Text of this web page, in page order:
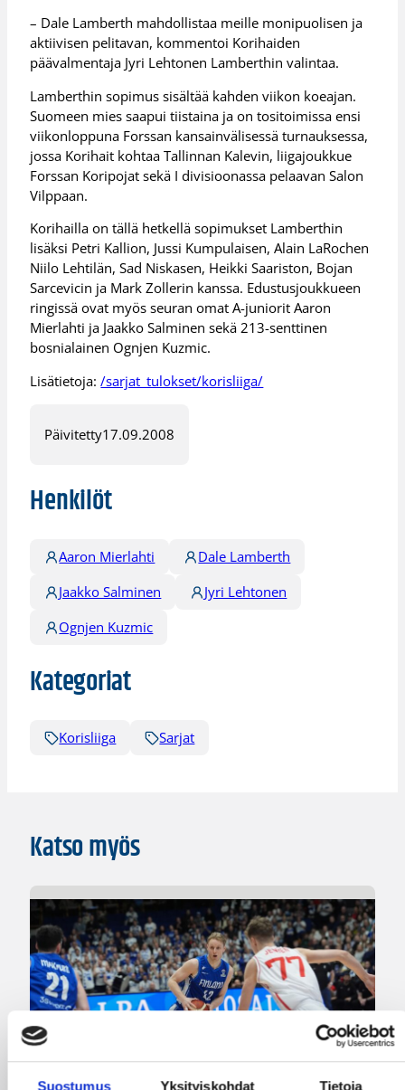
Suostumus Yksityiskohdat Tietoja
– Dale Lamberth mahdollistaa meille monipuolisen ja
aktiivisen pelitavan, kommentoi Korihaiden
päävalmentaja Jyri Lehtonen Lamberthin valintaa.
Lamberthin sopimus sisältää kahden viikon koeajan.
Suomeen mies saapui tiistaina ja on tositoimissa ensi
viikonloppuna Forssan kansainvälisessä turnauksessa,
jossa Korihait kohtaa Tallinnan Kalevin, liigajoukkue
Forssan Koripojat sekä I divisioonassa pelaavan Salon
Vilppaan.
Korihailla on tällä hetkellä sopimukset Lamberthin
lisäksi Petri Kallion, Jussi Kumpulaisen, Alain LaRochen
Niilo Lehtilän, Sad Niskasen, Heikki Saariston, Bojan
Sarcevicin ja Mark Zollerin kanssa. Edustusjoukkueen
ringissä ovat myös seuran omat A-juniorit Aaron
Mierlahti ja Jaakko Salminen sekä 213-senttinen
bosnialainen Ognjen Kuzmic.
Lisätietoja:/sarjat_tulokset/korisliiga/
Päivitetty17.09.2008
Henkilöt
Aaron Mierlahti
Dale Lamberth
Jaakko Salminen
Jyri Lehtonen
Ognjen Kuzmic
Kategoriat
Korisliiga Sarjat
Katso myös